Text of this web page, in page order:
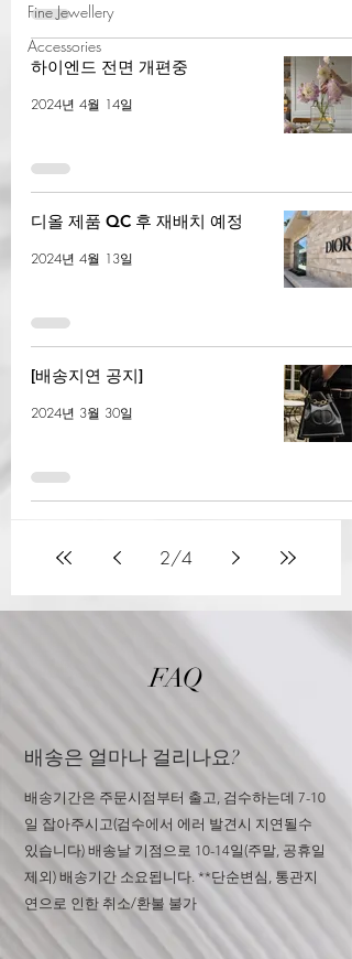
Fine Jewellery
Accessories
하이엔드 전면 개편중
2024년 4월 14일
디올 제품 QC 후 재배치 예정
2024년 4월 13일
[배송지연 공지]
2024년 3월 30일
2/4
FAQ
배송은 얼마나 걸리나요?
배송기간은 주문시점부터 출고, 검수하는데 7-10
일 잡아주시고(검수에서 에러 발견시 지연될수
있습니다) 배송날 기점으로 10-14일(주말, 공휴일
제외) 배송기간 소요됩니다. **단순변심, 통관지
연으로 인한 취소/환불 불가